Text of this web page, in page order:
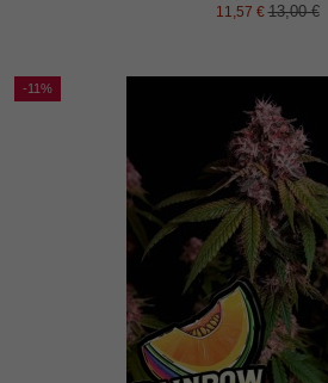
11,57 €13,00 €
-11%